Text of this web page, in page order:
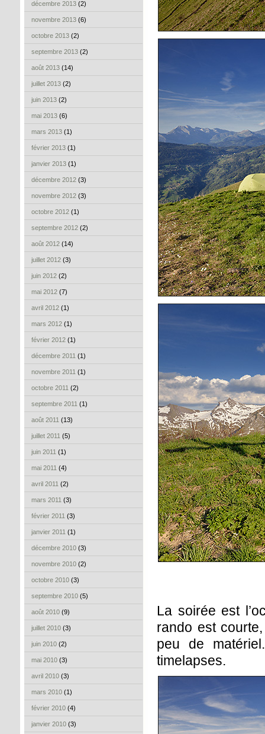
décembre 2013 (2)
novembre 2013 (6)
octobre 2013 (2)
septembre 2013 (2)
août 2013 (14)
juillet 2013 (2)
juin 2013 (2)
mai 2013 (6)
mars 2013 (1)
février 2013 (1)
janvier 2013 (1)
décembre 2012 (3)
novembre 2012 (3)
octobre 2012 (1)
septembre 2012 (2)
août 2012 (14)
juillet 2012 (3)
juin 2012 (2)
mai 2012 (7)
avril 2012 (1)
mars 2012 (1)
février 2012 (1)
décembre 2011 (1)
novembre 2011 (1)
octobre 2011 (2)
septembre 2011 (1)
août 2011 (13)
juillet 2011 (5)
juin 2011 (1)
mai 2011 (4)
avril 2011 (2)
mars 2011 (3)
février 2011 (3)
janvier 2011 (1)
décembre 2010 (3)
novembre 2010 (2)
octobre 2010 (3)
septembre 2010 (5)
août 2010 (9)
juillet 2010 (3)
juin 2010 (2)
mai 2010 (3)
avril 2010 (3)
mars 2010 (1)
février 2010 (4)
janvier 2010 (3)
La soirée est
rando est
peu de
timelapses.